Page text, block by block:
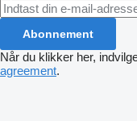
Abonnement
Når du klikker her,
agreement.